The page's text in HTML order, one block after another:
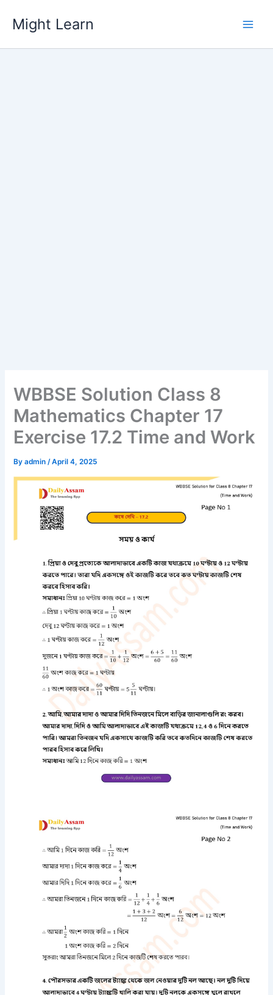
content
Might Learn
WBBSE Solution Class 8
Mathematics Chapter 17
Exercise 17.2 Time and Work
Byadmin/April 4, 2025